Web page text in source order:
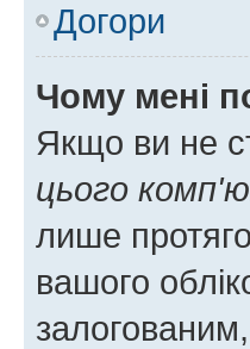
Догори
Чому мені
Якщо ви не
цього
лише
вашого